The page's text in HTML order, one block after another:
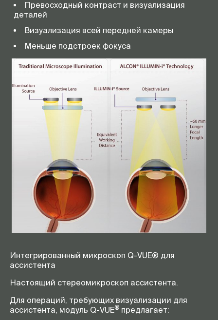
Превосходный контраст и визуализация
деталей
Визуализация всей передней камеры
Меньше подстроек фокуса
Интегрированный микроскоп Q-VUE® для
ассистента
Настоящий стереомикроскоп ассистента.
Для операций, требующих визуализации для
ассистента, модуль Q-VUE® предлагает: